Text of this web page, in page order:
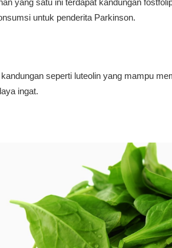
untuk penderita Parkinson.
seperti luteolin yang mampu
ingat.